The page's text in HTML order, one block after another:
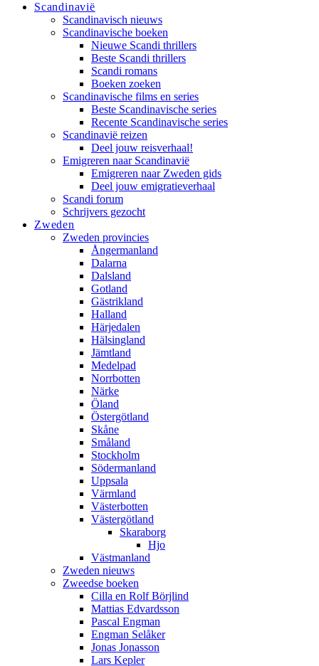
Scandinavië
Scandinavisch nieuws
Scandinavische boeken
Nieuwe Scandi thrillers
Beste Scandi thrillers
Scandi romans
Boeken zoeken
Scandinavische films en series
Beste Scandinavische series
Recente Scandinavische series
Scandinavië reizen
Deel jouw reisverhaal!
Emigreren naar Scandinavië
Emigreren naar Zweden gids
Deel jouw emigratieverhaal
Scandi forum
Schrijvers gezocht
Zweden
Zweden provincies
Ångermanland
Dalarna
Dalsland
Gotland
Gästrikland
Halland
Härjedalen
Hälsingland
Jämtland
Medelpad
Norrbotten
Närke
Öland
Östergötland
Skåne
Småland
Stockholm
Södermanland
Uppsala
Värmland
Västerbotten
Västergötland
Skaraborg
Hjo
Västmanland
Zweden nieuws
Zweedse boeken
Cilla en Rolf Börjlind
Mattias Edvardsson
Pascal Engman
Engman Selåker
Jonas Jonasson
Lars Kepler